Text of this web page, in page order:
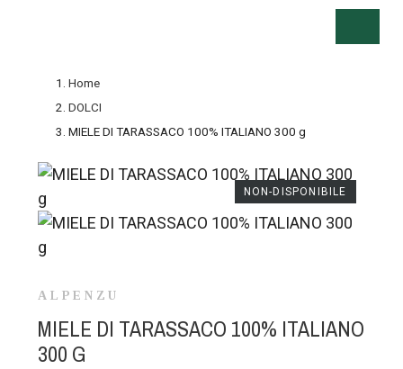
Home
DOLCI
MIELE DI TARASSACO 100% ITALIANO 300 g
NON-DISPONIBILE
ALPENZU
MIELE DI TARASSACO 100% ITALIANO
300 G